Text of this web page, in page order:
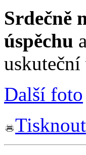
Srdečně
úspěchu
Další foto
Tisknout